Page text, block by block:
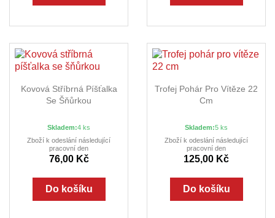
Kovová Stříbrná Píšťalka
Se Šňůrkou
Skladem:4 ks
Zboží k odeslání následující
pracovní den
76,00 Kč
Do košíku
Trofej Pohár Pro Vítěze 22
Cm
Skladem:5 ks
Zboží k odeslání následující
pracovní den
125,00 Kč
Do košíku